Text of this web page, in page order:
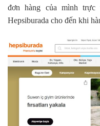
đơn hàng của mình
Hepsiburada cho đến khi